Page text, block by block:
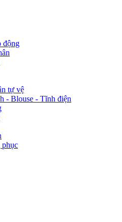
động
tự vệ
- Blouse - Tĩnh điện
phục